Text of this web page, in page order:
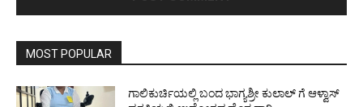
MOST POPULAR
ಗಾಲಿಕುರ್ಚಿಯಲ್ಲಿ ಬಂದ ಭಾಗ್ಯಶ್ರೀ ಕುಲಾಲ್ ಗೆ ಆಳ್ವಾಸ್